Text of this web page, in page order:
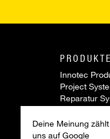
Deine Meinung
uns auf Google
PRODUKTE
Innotec
Project
Reparatur
Zubehör
Sonderartikel